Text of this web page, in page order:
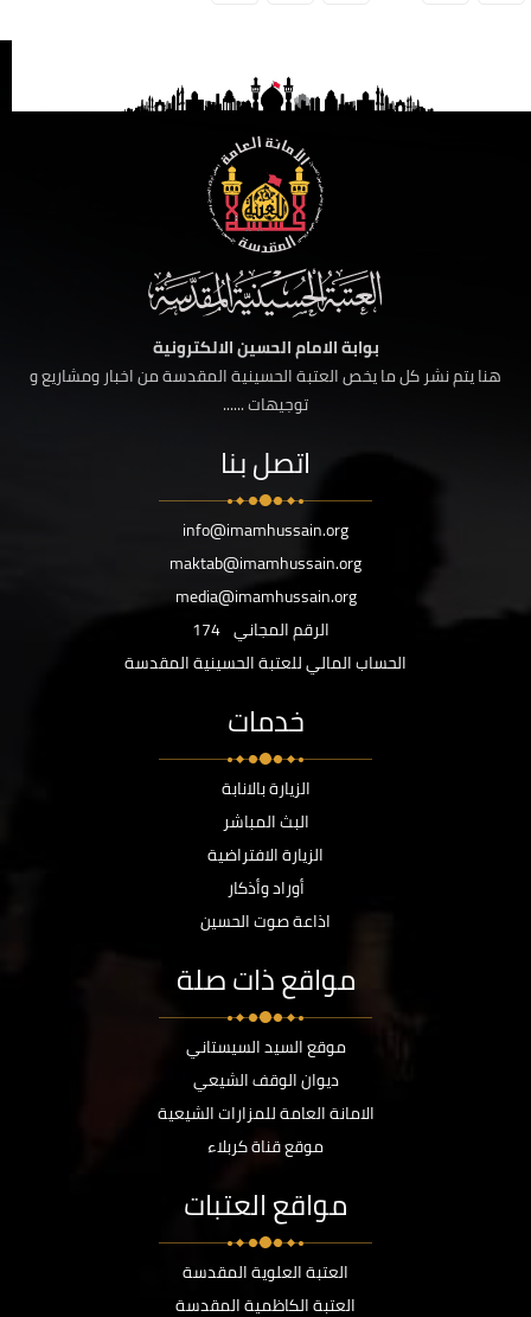
بوابة الامام الحسين الالكترونية
هنا يتم نشر كل ما يخص العتبة الحسينية المقدسة من اخبار ومشاريع و
توجيهات ......
اتصل بنا
info@imamhussain.org
maktab@imamhussain.org
media@imamhussain.org
الرقم المجاني 174
الحساب المالي للعتبة الحسينية المقدسة
خدمات
الزيارة بالانابة
البث المباشر
الزيارة الافتراضية
أوراد وأذكار
اذاعة صوت الحسين
مواقع ذات صلة
موقع السيد السيستاني
ديوان الوقف الشيعي
الامانة العامة للمزارات الشيعية
موقع قناة كربلاء
مواقع العتبات
العتبة العلوية المقدسة
العتبة الكاظمية المقدسة